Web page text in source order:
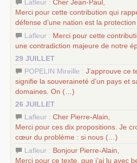
Lafleur : Cher Jean-Paul,
Merci pour cette contribution qui
défense d’une nation est la
Lafleur : Merci pour cette
une contradiction majeure de notre
29 JUILLET
POPELIN Mireille : J’approuve ce
signifie la souveraineté d’un pays et
domaines. On (…)
26 JUILLET
Lafleur : Cher Pierre-Alain,
Merci pour ces dix propositions. Je
cœur du problème : si nous (…)
Lafleur : Bonjour Pierre-Alain,
Merci pour ce texte, que j’ai lu avec